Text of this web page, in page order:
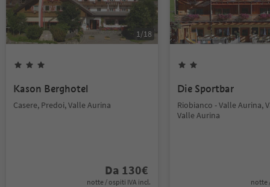
1/18
Kason Berghotel
Casere, Predoi, Valle Aurina
Da 130€
notte / ospiti IVA incl.
Die Sportbar
Riobianco - Valle Aurina,
Valle Aurina
notte